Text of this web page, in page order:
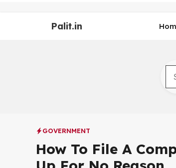
Palit.in
GOVERNMENT
How To File A